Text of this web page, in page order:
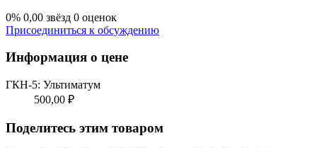
0% 0,00 звёзд 0 оценок
Присоединиться к обсуждению
Информация о цене
ГКН-5: Ультиматум
500,00 ₽
Поделитесь этим товаром